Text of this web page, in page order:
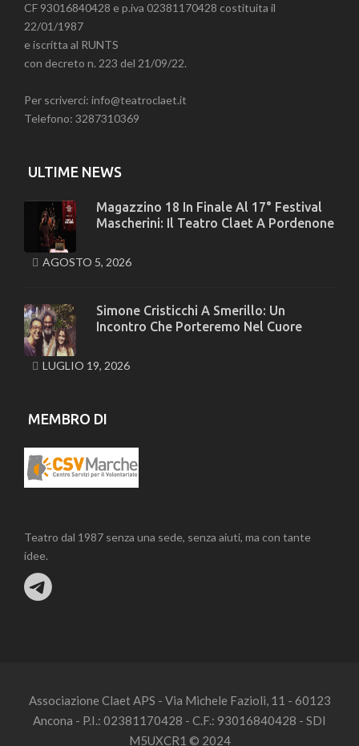
CF 93016840428 e p.iva 02381170428 costituita il
22/01/1987
e iscritta al RUNTS
con decreto n. 223 del 21/09/22.
Per scriverci: info@teatroclaet.it
Telefono: 3287310369
ULTIME NEWS
Magazzino 18 In Finale Al 17° Festival
Mascherini: Il Teatro Claet A Pordenone
AGOSTO 5, 2026
Simone Cristicchi A Smerillo: Un
Incontro Che Porteremo Nel Cuore
LUGLIO 19, 2026
MEMBRO DI
Teatro dal 1987 senza una sede, senza aiuti, ma con tante
idee.
Associazione Claet APS - Via Michele Fazioli, 11 - 60123
Ancona - P.I.: 02381170428 - C.F.: 93016840428 - SDI
M5UXCR1 © 2024